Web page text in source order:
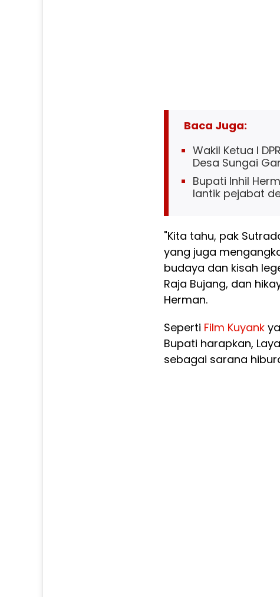
Baca Juga:
Wakil Ketua I
Desa Sungai
Bupati Inhil
lantik pejabat
"Kita tahu, pak
yang juga
budaya dan kisah
Raja Bujang, dan
Herman.
Seperti Film Kuyank
Bupati harapkan,
sebagai sarana